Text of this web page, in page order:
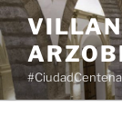
Saltar
al
contenido